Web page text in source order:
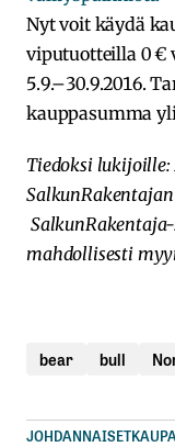
Nyt voit käydä
viputuotteilla 0 €
5.9.–30.9.2016.
kauppasumma
Tiedoksi
mahdollisesti
bear bull
JOHDANNAISET